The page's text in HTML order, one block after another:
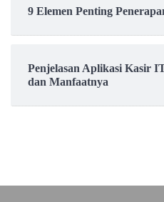
9 Elemen Penting
Penjelasan Aplikasi Kasir
dan Manfaatnya